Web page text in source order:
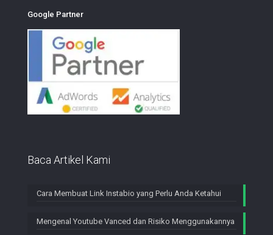
Google Partner
Baca Artikel Kami
Cara Membuat Link Instabio yang Perlu Anda Ketahui
Mengenal Youtube Vanced dan Risiko Menggunakannya